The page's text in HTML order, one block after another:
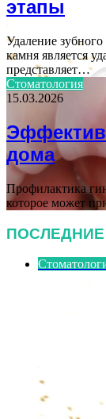
этапы
Удаление
камня является
представляет…
Стоматология
15.03.2026
дома
Профилактика
которое может
ПОСЛЕДНИЕ